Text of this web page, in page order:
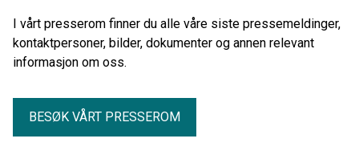
I vårt presserom finner du alle våre siste pressemeldinger,
kontaktpersoner, bilder, dokumenter og annen relevant
informasjon om oss.
BESØK VÅRT PRESSEROM